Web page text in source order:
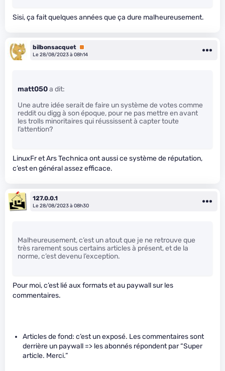
Sisi, ça fait quelques années que ça dure malheureusement.
bilbonsacquet Premium
Le 28/08/2023 à 08h14
matt050a dit:
Une autre idée serait de faire un système de votes comme
reddit ou digg à son époque, pour ne pas mettre en avant
les trolls minoritaires qui réussissent à capter toute
l’attention?
LinuxFr et Ars Technica ont aussi ce système de réputation,
c’est en général assez efficace.
127.0.0.1
Le 28/08/2023 à 08h30
Malheureusement, c’est un atout que je ne retrouve que
très rarement sous certains articles à présent, et de la
norme, c’est devenu l’exception.
Pour moi, c’est lié aux formats et au paywall sur les
commentaires.
Articles de fond: c’est un exposé. Les commentaires sont
derrière un paywall => les abonnés répondent par “Super
article. Merci.”